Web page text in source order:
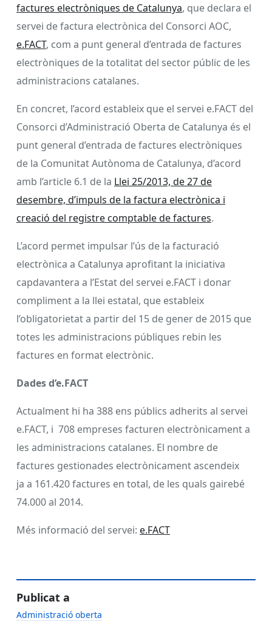
factures electròniques de Catalunya, que declara el
servei de factura electrònica del Consorci AOC,
e.FACT, com a punt general d’entrada de factures
electròniques de la totalitat del sector públic de les
administracions catalanes.
En concret, l’acord estableix que el servei e.FACT del
Consorci d’Administració Oberta de Catalunya és el
punt general d’entrada de factures electròniques
de la Comunitat Autònoma de Catalunya, d’acord
amb l’article 6.1 de la Llei 25/2013, de 27 de
desembre, d’impuls de la factura electrònica i
creació del registre comptable de factures.
L’acord permet impulsar l’ús de la facturació
electrònica a Catalunya aprofitant la iniciativa
capdavantera a l’Estat del servei e.FACT i donar
compliment a la llei estatal, que estableix
l’obligatorietat a partir del 15 de gener de 2015 que
totes les administracions públiques rebin les
factures en format electrònic.
Dades d’e.FACT
Actualment hi ha 388 ens públics adherits al servei
e.FACT, i 708 empreses facturen electrònicament a
les administracions catalanes. El nombre de
factures gestionades electrònicament ascendeix
ja a 161.420 factures en total, de les quals gairebé
74.000 al 2014.
Més informació del servei: e.FACT
Publicat a
Administració oberta